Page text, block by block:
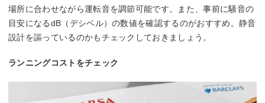
場所に合わせながら運転音を調節可能です。また、事前に騒音の
目安になるdB（デシベル）の数値を確認するのがおすすめ。静音
設計を謳っているのかもチェックしておきましょう。
ランニングコストをチェック